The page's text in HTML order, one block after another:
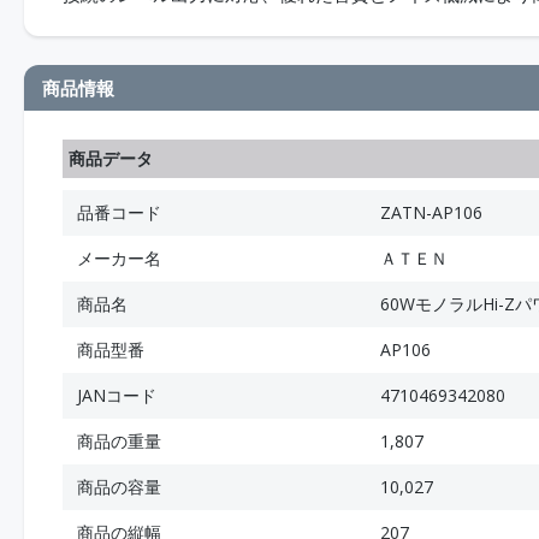
商品情報
商品データ
品番コード
ZATN-AP106
メーカー名
ＡＴＥＮ
商品名
60WモノラルHi-Zパ
商品型番
AP106
JANコード
4710469342080
商品の重量
1,807
商品の容量
10,027
商品の縦幅
207